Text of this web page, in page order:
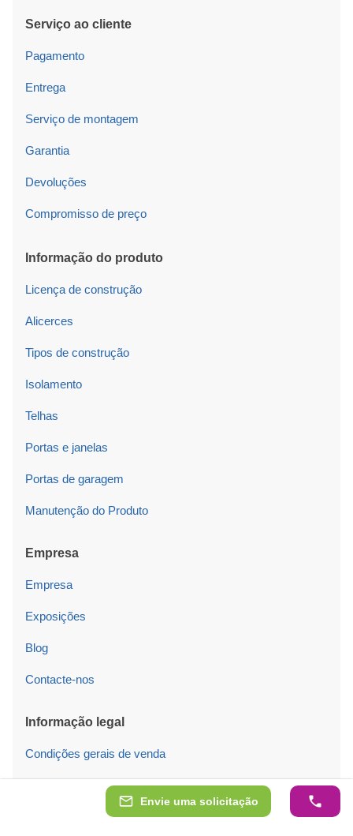
Envie uma solicitação
Serviço ao cliente
Pagamento
Entrega
Serviço de montagem
Garantia
Devoluções
Compromisso de preço
Informação do produto
Licença de construção
Alicerces
Tipos de construção
Isolamento
Telhas
Portas e janelas
Portas de garagem
Manutenção do Produto
Empresa
Empresa
Exposições
Blog
Contacte-nos
Informação legal
Condições gerais de venda
Política de cookies
Configurações de cookies